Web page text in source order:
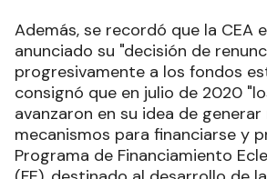
Además, se recordó que la CEA
anunciado su "decisión de
progresivamente a los fondos
consignó que en julio de 2020
avanzaron en su idea de generar
mecanismos para financiarse y
Programa de Financiamiento